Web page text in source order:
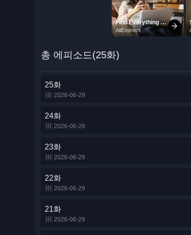
총 에피소드(25화)
25화
2026-06-29
24화
2026-06-29
23화
2026-06-29
22화
2026-06-29
21화
2026-06-29